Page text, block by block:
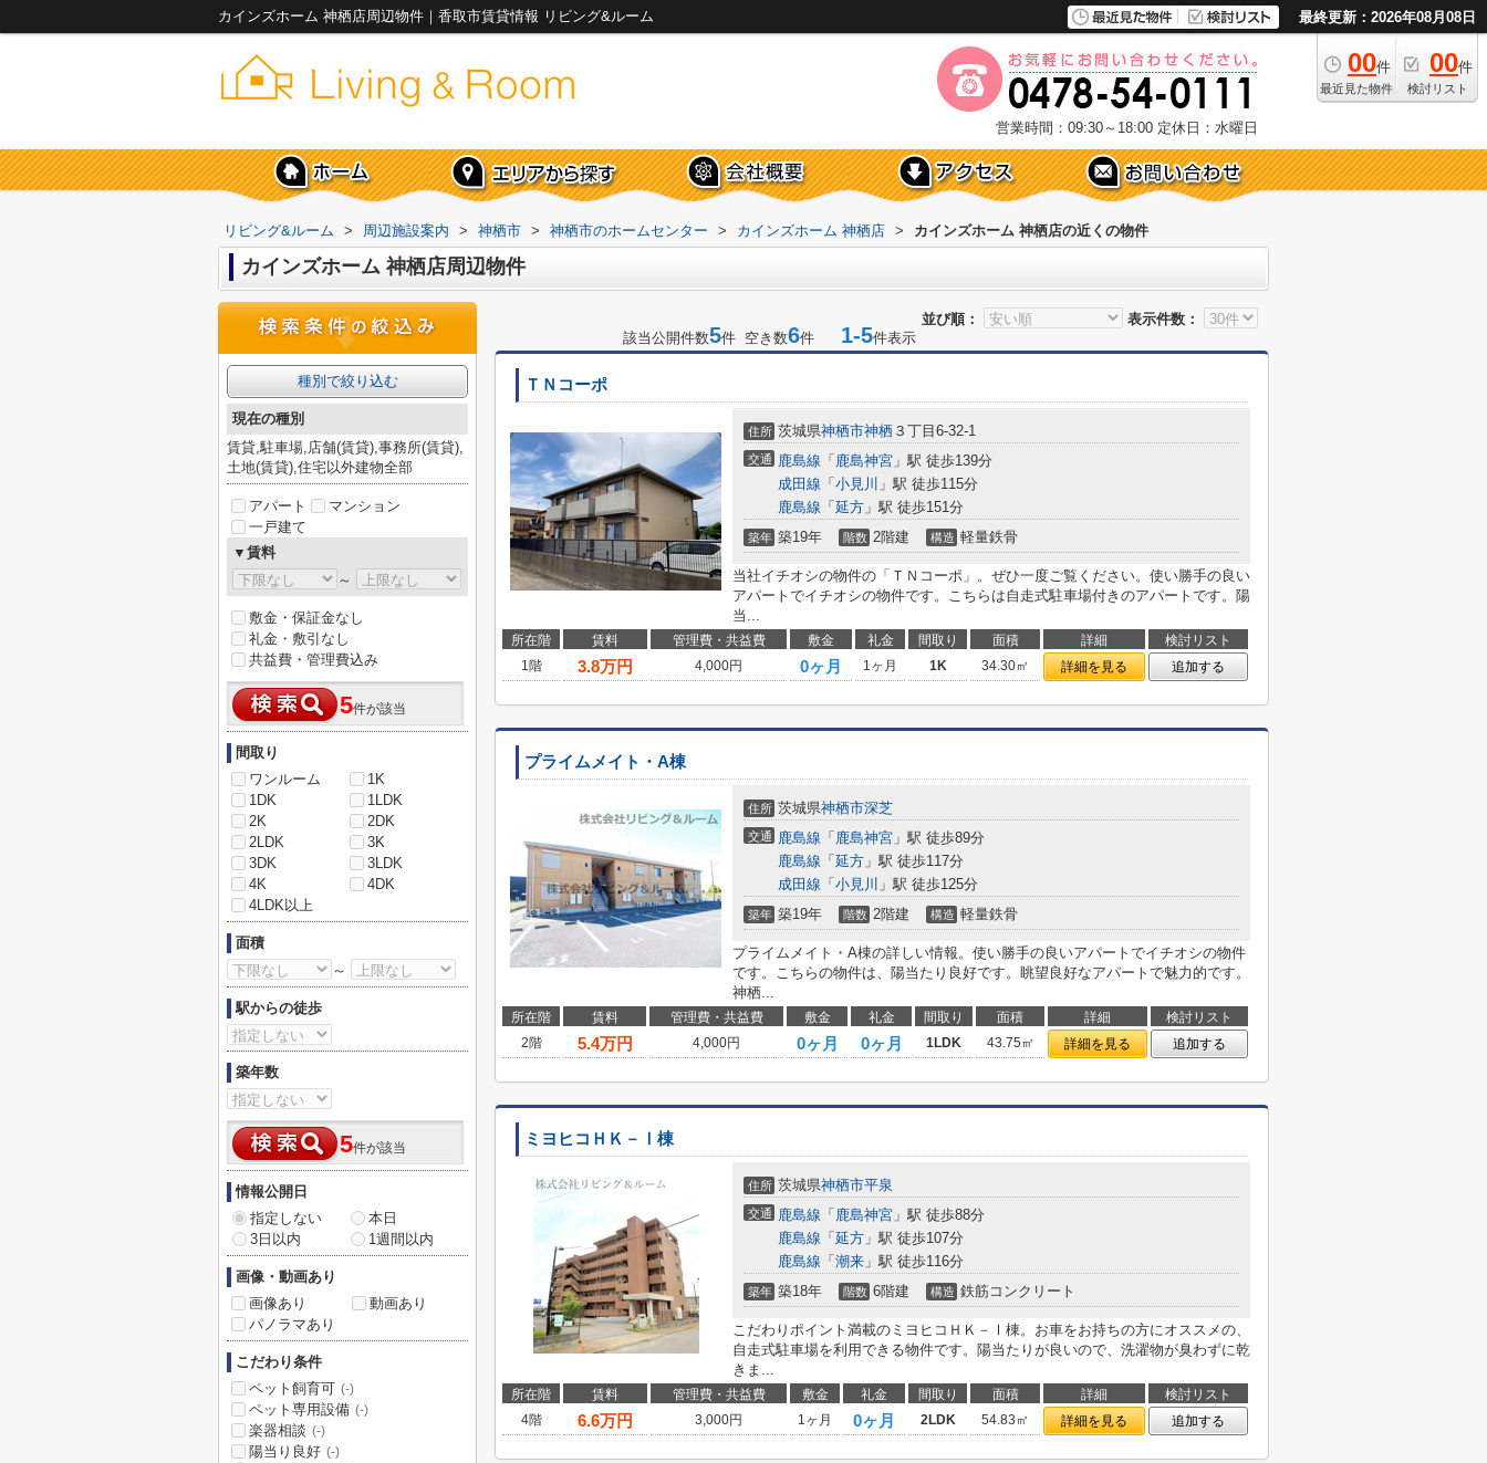
カインズホーム 神栖店周辺物件｜香取市賃貸情報 リビング&ルーム 最終更新：2026年08月08日
00件
最近見た物件
00件
検討リスト
営業時間：09:30～18:00 定休日：水曜日
リビング&ルーム > 周辺施設案内 > 神栖市 > 神栖市のホームセンター > カインズホーム 神栖店 > カインズホーム 神栖店の近くの物件
カインズホーム 神栖店周辺物件
並び順：
表示件数：
該当公開件数5件 空き数6件 1-5件表示
ＴＮコーポ
住所 茨城県神栖市神栖 ３丁目6-32-1
交通 鹿島線 「 鹿島神宮 」駅 徒歩139分
成田線 「 小見川 」駅 徒歩115分
鹿島線 「 延方 」駅 徒歩151分
築年 築19年 階数 2階建 構造 軽量鉄骨
当社イチオシの物件の「ＴＮコーポ」。ぜひ一度ご覧ください。使い勝手の良い
アパートでイチオシの物件です。こちらは自走式駐車場付きのアパートです。陽
当...
所在階 賃料 管理費・共益費 敷金 礼金 間取り 面積 詳細
検討リスト
1階
3.8万円 4,000円 0ヶ月 1ヶ月 1K 34.30㎡ 詳細を見る 追加する
プライムメイト・A棟
住所 茨城県神栖市深芝
交通 鹿島線 「 鹿島神宮 」駅 徒歩89分
鹿島線 「 延方 」駅 徒歩117分
成田線 「 小見川 」駅 徒歩125分
築年 築19年 階数 2階建 構造 軽量鉄骨
プライムメイト・A棟の詳しい情報。使い勝手の良いアパートでイチオシの物件
です。こちらの物件は、陽当たり良好です。眺望良好なアパートで魅力的です。
神栖...
所在階 賃料 管理費・共益費 敷金 礼金 間取り 面積 詳細
検討リスト
2階
5.4万円 4,000円 0ヶ月 0ヶ月 1LDK 43.75㎡ 詳細を見る 追加する
ミヨヒコＨＫ－Ⅰ棟
住所 茨城県神栖市平泉
交通 鹿島線 「 鹿島神宮 」駅 徒歩88分
鹿島線 「 延方 」駅 徒歩107分
鹿島線 「 潮来 」駅 徒歩116分
築年 築18年 階数 6階建 構造 鉄筋コンクリート
こだわりポイント満載のミヨヒコＨＫ－Ⅰ棟。お車をお持ちの方にオススメの、
自走式駐車場を利用できる物件です。陽当たりが良いので、洗濯物が臭わずに乾
きま...
所在階 賃料 管理費・共益費 敷金 礼金 間取り 面積 詳細
検討リスト
4階
6.6万円 3,000円 1ヶ月 0ヶ月 2LDK 54.83㎡ 詳細を見る 追加する
種別で絞り込む
現在の種別
賃貸,駐車場,店舗(賃貸),事務所(賃貸),
土地(賃貸),住宅以外建物全部
アパート
マンション
一戸建て
▼賃料
～
敷金・保証金なし
礼金・敷引なし
共益費・管理費込み
5件が該当
間取り
ワンルーム
1K
1DK
1LDK
2K
2DK
2LDK
3K
3DK
3LDK
4K
4DK
4LDK以上
面積
～
駅からの徒歩
築年数
5件が該当
情報公開日
指定しない
本日
3日以内
1週間以内
画像・動画あり
画像あり
動画あり
パノラマあり
こだわり条件
ペット飼育可 (-)
ペット専用設備 (-)
楽器相談 (-)
陽当り良好 (-)